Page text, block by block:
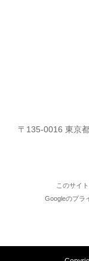
〒135-0016 東京
このサイ
Googleのプラ